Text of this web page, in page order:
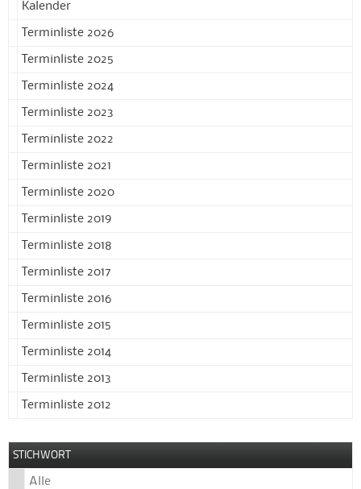
Kalender
Terminliste 2026
Terminliste 2025
Terminliste 2024
Terminliste 2023
Terminliste 2022
Terminliste 2021
Terminliste 2020
Terminliste 2019
Terminliste 2018
Terminliste 2017
Terminliste 2016
Terminliste 2015
Terminliste 2014
Terminliste 2013
Terminliste 2012
STICHWORT
Alle